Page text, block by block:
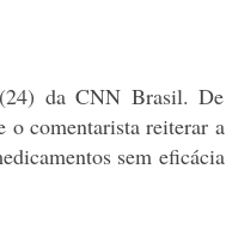
da CNN Brasil. De
o comentarista reiterar a
sem eficácia